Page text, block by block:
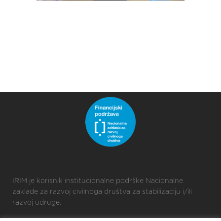
IRIM je korisnik institucionalne podrške Nacionalne
zaklade za razvoj civilnoga društva za stabilizaciju i/ili
razvoj udruge.